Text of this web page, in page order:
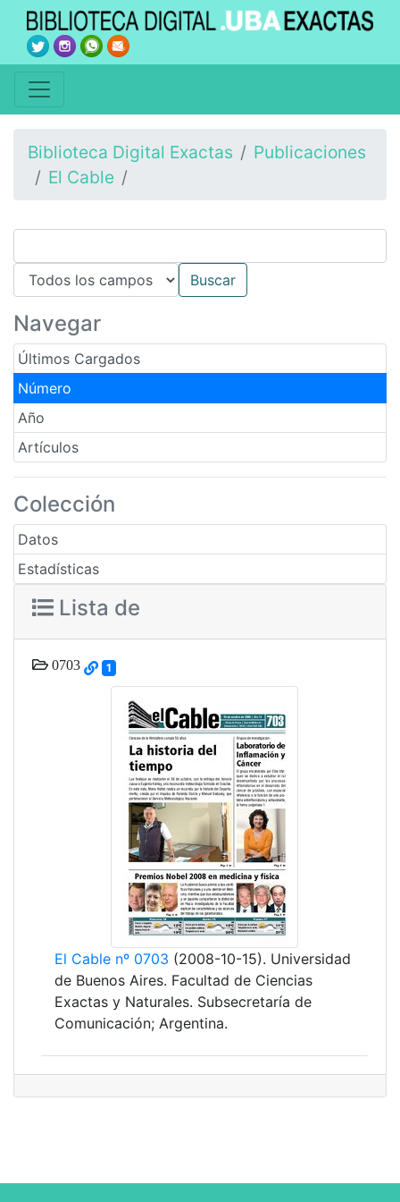
Biblioteca Digital Exactas
Publicaciones
El Cable
Navegar
Últimos Cargados
Número
Año
Artículos
Colección
Datos
Estadísticas
Lista de
0703 1
El Cable nº 0703 (2008-10-15). Universidad
de Buenos Aires. Facultad de Ciencias
Exactas y Naturales. Subsecretaría de
Comunicación; Argentina.